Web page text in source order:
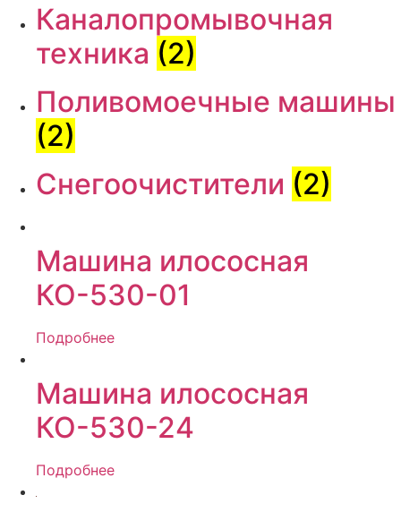
Каналопромывочная
техника (2)
Поливомоечные машины
(2)
Снегоочистители (2)
Машина илососная
КО-530-01
Подробнее
Машина илососная
КО-530-24
Подробнее